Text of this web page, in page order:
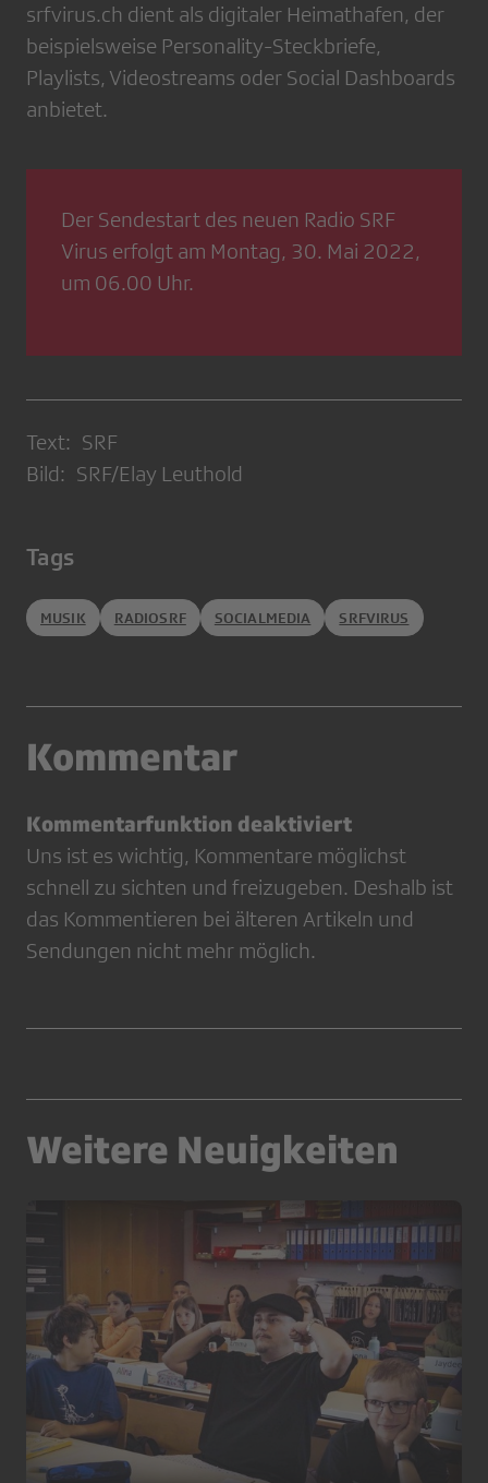
srfvirus.ch dient als digitaler Heimathafen, der
beispielsweise Personality-Steckbriefe,
Playlists, Videostreams oder Social Dashboards
anbietet.
Der Sendestart des neuen Radio SRF
Virus erfolgt am Montag, 30. Mai 2022,
um 06.00 Uhr.
Text: SRF
Bild: SRF/Elay Leuthold
Tags
MUSIK RADIOSRF SOCIALMEDIA SRFVIRUS
Kommentar
Kommentarfunktion deaktiviert
Uns ist es wichtig, Kommentare möglichst
schnell zu sichten und freizugeben. Deshalb ist
das Kommentieren bei älteren Artikeln und
Sendungen nicht mehr möglich.
Weitere Neuigkeiten